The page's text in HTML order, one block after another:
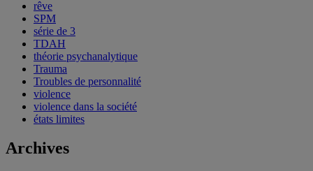
rêve
SPM
série de 3
TDAH
théorie psychanalytique
Trauma
Troubles de personnalité
violence
violence dans la société
états limites
Archives